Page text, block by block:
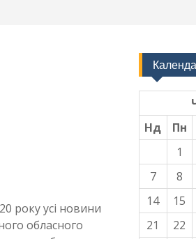
року усі новини
обласного
Нд
Пн
1
7
8
14
15
21
22